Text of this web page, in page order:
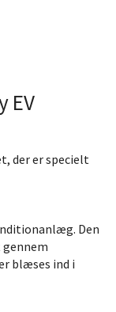
EV
der er specielt
Den
blæses ind i